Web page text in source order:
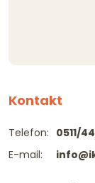
Kontakt
Telefon:
E-mail:
0511/